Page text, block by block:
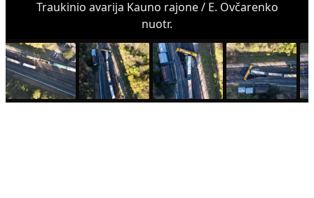
Traukinio avarija Kauno rajone / E. Ovčarenko
nuotr.